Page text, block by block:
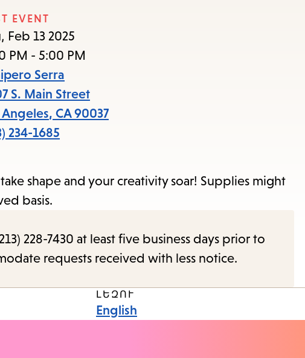
EVENT
Feb 13 2025
PM - 5:00 PM
Serra
S. Main Street
Angeles, CA 90037
234-1685
shape and your creativity soar! Supplies might
basis.
228-7430 at least five business days prior to
requests received with less notice.
ԼԵԶՈՒ
English